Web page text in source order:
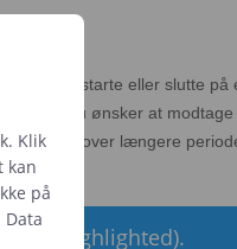
kan ikke starte eller slutte
du ønsker at
ved leje over længere
(highlighted).
Klik
kan
på
Data